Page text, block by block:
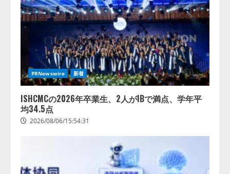
PRNewswire 新着
ISHCMCの2026年卒業生、2人がIBで満点、学年平
均34.5点
2026/08/06/15:54:31